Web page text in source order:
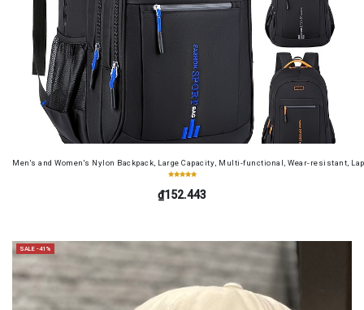
Men's and Women's Nylon Backpack, Large Capacity, Multi-functional, Wear-resistant,
₫152.443
SALE -41%